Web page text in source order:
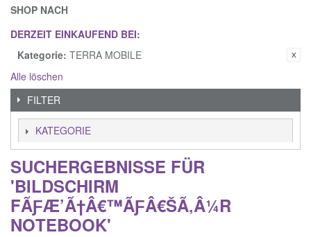
SHOP NACH
DERZEIT EINKAUFEND BEI:
Kategorie: TERRA MOBILE
Alle löschen
FILTER
KATEGORIE
SUCHERGEBNISSE FÜR
'BILDSCHIRM
FÃƑÆ’Ã†Â€™ÃƑÂ€ŠÃ‚Â¼R
NOTEBOOK'